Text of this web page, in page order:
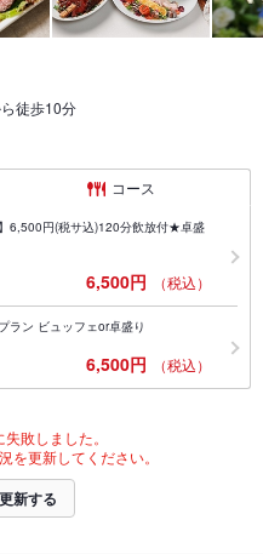
徒歩10分
コース
6,500円(税サ込)120分飲放付★卓盛
6,500円 （税込）
ラン ビュッフェor卓盛り
6,500円 （税込）
敗しました。
を更新してください。
新する